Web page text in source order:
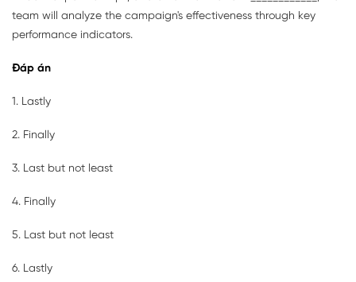
team will analyze the campaign's effectiveness through key
performance indicators.
Đáp án
1. Lastly
2. Finally
3. Last but not least
4. Finally
5. Last but not least
6. Lastly